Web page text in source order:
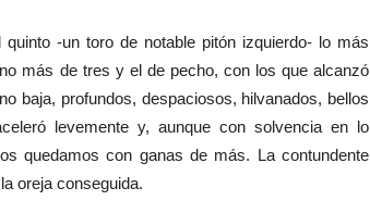
-un toro de notable pitón izquierdo- lo más
más de tres y el de pecho, con los que alcanzó
baja, profundos, despaciosos, hilvanados, bellos
levemente y, aunque con solvencia en lo
quedamos con ganas de más. La contundente
oreja conseguida.